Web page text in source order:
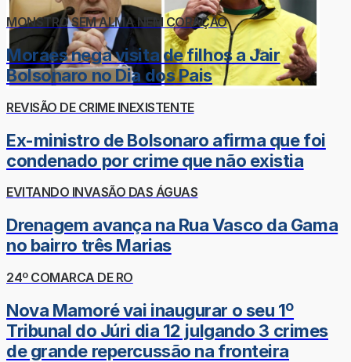
MONSTRO SEM ALMA NEM CORAÇÃO
Moraes nega visita de filhos a Jair
Bolsonaro no Dia dos Pais
REVISÃO DE CRIME INEXISTENTE
Ex-ministro de Bolsonaro afirma que foi
condenado por crime que não existia
EVITANDO INVASÃO DAS ÁGUAS
Drenagem avança na Rua Vasco da Gama
no bairro três Marias
24º COMARCA DE RO
Nova Mamoré vai inaugurar o seu 1º
Tribunal do Júri dia 12 julgando 3 crimes
de grande repercussão na fronteira